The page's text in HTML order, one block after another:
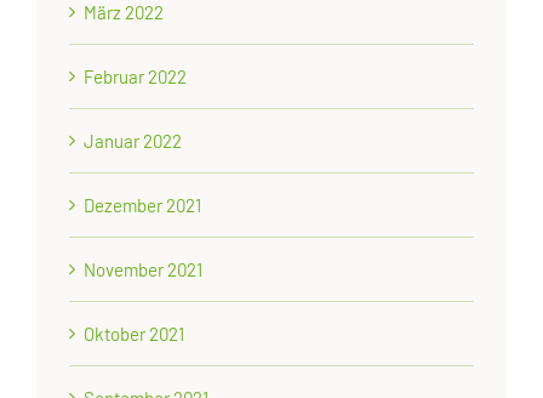
März 2022
Februar 2022
Januar 2022
Dezember 2021
November 2021
Oktober 2021